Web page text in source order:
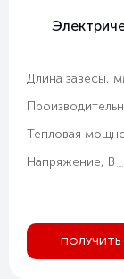
Длина завесы,
Тепловая
Напряжение, В
ПОЛУЧИТЬ